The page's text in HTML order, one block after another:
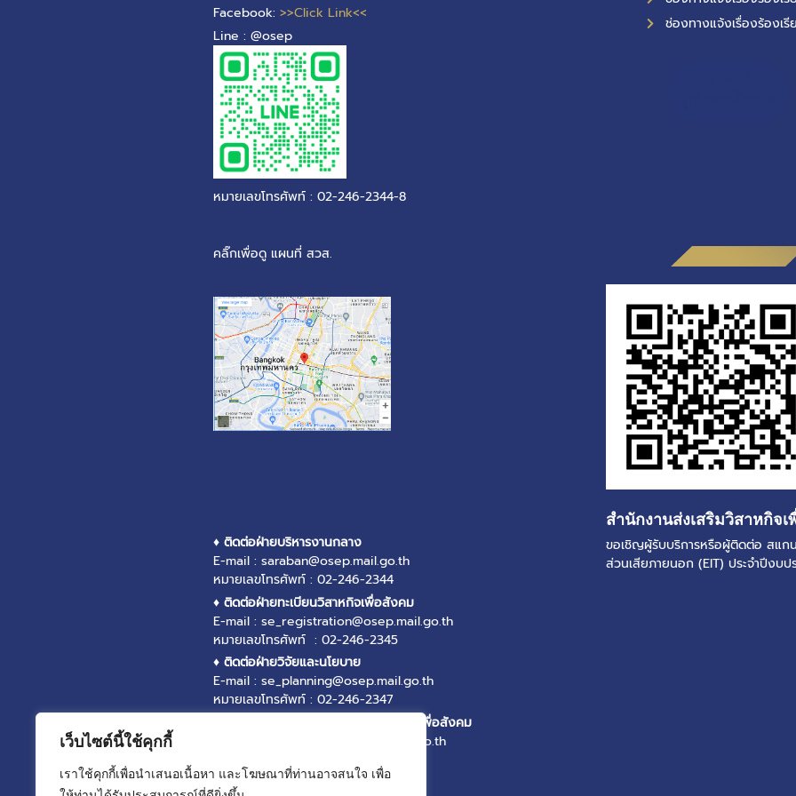
เว็บไซต์นี้ใช้คุกกี้
เราใช้คุกกี้เพื่อนำเสนอเนื้อหา และโฆษณาที่ท่านอาจสนใจ เพื่อ
Facebook: >>Click Link<<
Line : @osep
หมายเลขโทรศัพท์ : 02-246-2344-8
คลิ๊กเพื่อดู แผนที่ สวส.
♦ ติดต่อฝ่ายบริหารงานกลาง
E-mail : saraban@osep.mail.go.th
หมายเลขโทรศัพท์ : 02-246-2344
♦ ติดต่อฝ่ายทะเบียนวิสาหกิจเพื่อสังคม
E-mail : se_registration@osep.mail.go.th
หมายเลขโทรศัพท์ : 02-246-2345
♦ ติดต่อฝ่ายวิจัยและนโยบาย
E-mail : se_planning@osep.mail.go.th
หมายเลขโทรศัพท์ : 02-246-2347
♦ ติดต่อฝ่ายส่งเสริมและพัฒนาวิสาหกิจเพื่อสังคม
E-mail : se_promotion@osep.mail.go.th
♦ ติดต่อฝ่ายบริหารกองทุน
ช่องทางแจ้งเรื่องร้องเรี
สำนักงานส่งเสริมวิสาหกิจเ
ขอเชิญผู้รับบริการหรือผู้ติดต่อ สแก
ส่วนเสียภายนอก (EIT) ประจำปีงบ